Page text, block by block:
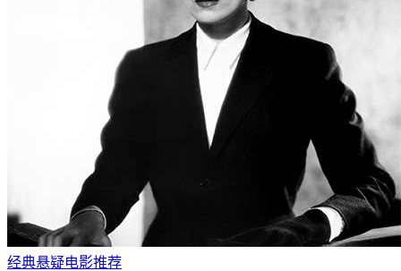
经典悬疑电影推荐